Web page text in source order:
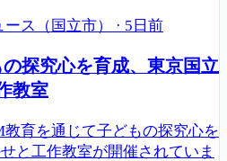
ス（国立市） · 5日前
探究心を育成、東京国立
教室
育を通じて子どもの探究心を
と工作教室が開催されていま